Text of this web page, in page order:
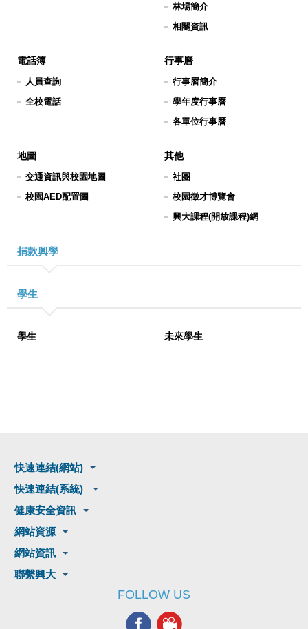
林場簡介
相關資訊
電話簿
人員查詢
全校電話
行事曆
行事曆簡介
學年度行事曆
各單位行事曆
地圖
交通資訊與校園地圖
校園AED配置圖
其他
社團
校園徵才博覽會
興大課程(開放課程)網
捐款興學
學生
學生 未來學生
快速連結(網站)
快速連結(系統)
健康安全資訊
網站資源
網站資訊
聯繫興大
FOLLOW US